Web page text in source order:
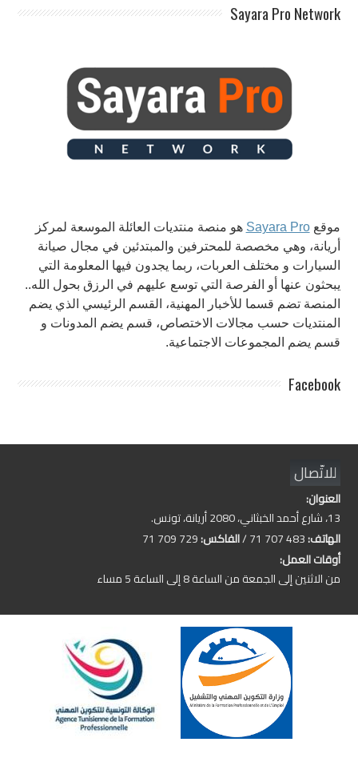
Sayara Pro Network
موقعSayara Pro هو منصة منتديات العائلة الموسعة لمركز
أريانة، وهي مخصصة للمحترفين والمبتدئين في مجال صيانة
السيارات و مختلف العربات، ربما يجدون فيها المعلومة التي
يبحثون عنها أو الفرصة التي توسع عليهم في الرزق بحول الله..
المنصة تضم قسما للأخبار المهنية، القسم الرئيسي الذي يضم
المنتديات حسب مجالات الاختصاص، قسم يضم المدونات و
قسم يضم المجموعات الاجتماعية.
Facebook
للاتّصال
العنوان:
13، شارع أحمد الخبثاني، 2080 أريانة، تونس.
الهاتف:483 707 71 / الفاكس:729 709 71
أوقات العمل:
من الاثنين إلى الجمعة من الساعة 8 إلى الساعة 5 مساء